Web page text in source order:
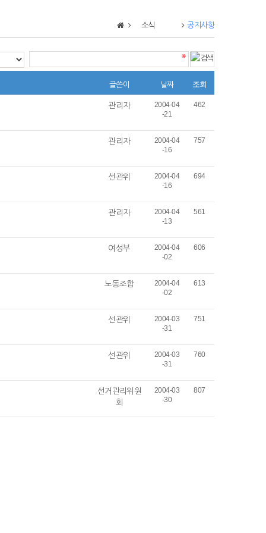
소식 공지사항
글쓴이 날짜 조회
관리자
2004-04
-21
462
관리자
2004-04
-16
757
선관위
2004-04
-16
694
관리자
2004-04
-13
561
여성부
2004-04
-02
606
노동조합
2004-04
-02
613
선관위
2004-03
-31
751
선관위
2004-03
-31
760
선거관리위원
회
2004-03
-30
807